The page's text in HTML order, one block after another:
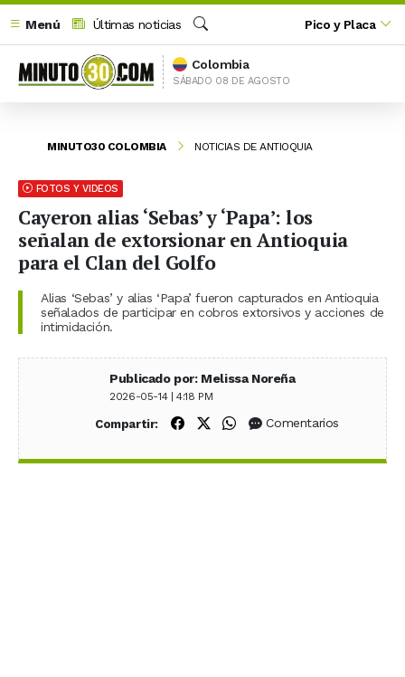
Menú
Últimas noticias
Buscar
Pico y Placa
Colombia
SÁBADO 08 DE AGOSTO
MINUTO30 COLOMBIA NOTICIAS DE ANTIOQUIA
FOTOS Y VIDEOS
Cayeron alias ‘Sebas’ y ‘Papa’: los
señalan de extorsionar en Antioquia
para el Clan del Golfo
Alias ‘Sebas’ y alias ‘Papa’ fueron capturados en Antioquia
señalados de participar en cobros extorsivos y acciones de
intimidación.
Publicado por: Melissa Noreña
2026-05-14 | 4:18 PM
Compartir: Compartir en Facebook
Compartir en X (Twitter)
Compartir en WhatsApp
Comentarios